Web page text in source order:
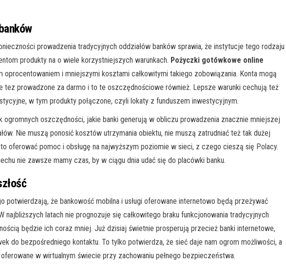
prowadzenia tradycyjnych oddziałów banków sprawia, że instytucje tego rodzaju
produkty na o wiele korzystniejszych warunkach. Pożyczki gotówkowe online
oprocentowaniem i mniejszymi kosztami całkowitymi takiego zobowiązania. Konta mogą
tez prowadzone za darmo i to te oszczędnościowe również. Lepsze warunki cechują też
w tym produkty połączone, czyli lokaty z funduszem inwestycyjnym.
ogromnych oszczędności, jakie banki generują w obliczu prowadzenia znacznie mniejszej
Nie muszą ponosić kosztów utrzymania obiektu, nie muszą zatrudniać też tak dużej
oferować pomoc i obsługę na najwyższym poziomie w sieci, z czego cieszą się Polacy.
nie zawsze mamy czas, by w ciągu dnia udać się do placówki banku.
potwierdzają, że bankowość mobilna i usługi oferowane internetowo będą przeżywać
najbliższych latach nie prognozuje się całkowitego braku funkcjonowania tradycyjnych
będzie ich coraz mniej. Już dzisiaj świetnie prosperują przecież banki internetowe,
do bezpośredniego kontaktu. To tylko potwierdza, że sieć daje nam ogrom możliwości, a
w wirtualnym świecie przy zachowaniu pełnego bezpieczeństwa.